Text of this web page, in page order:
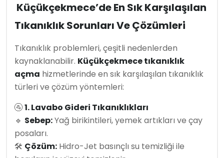
Küçükçekmece’de En Sık Karşılaşılan
Tıkanıklık Sorunları Ve Çözümleri
Tıkanıklık problemleri, çeşitli nedenlerden
kaynaklanabilir. Küçükçekmece tıkanıklık
açma hizmetlerinde en sık karşılaşılan tıkanıklık
türleri ve çözüm yöntemleri:
🚰1. Lavabo Gideri Tıkanıklıkları
🔹 Sebep:Yağ birikintileri, yemek artıkları ve çay
posaları.
🛠 Çözüm: Hidro-Jet basınçlı su temizliği ile